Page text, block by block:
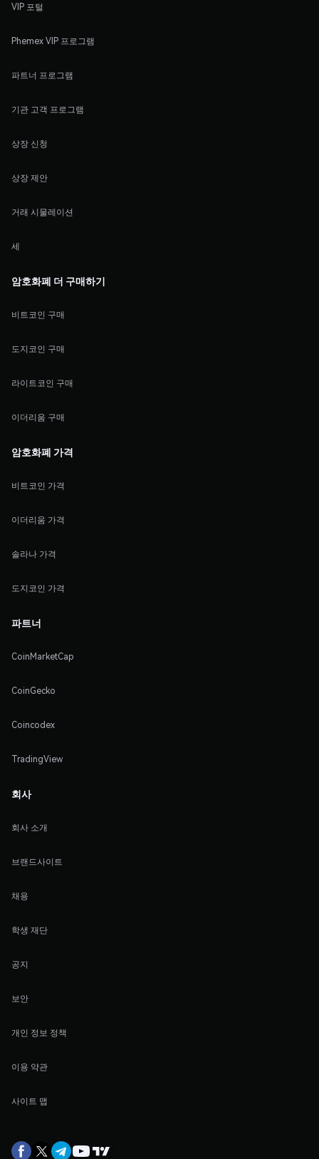
VIP 포털
Phemex VIP 프로그램
파트너 프로그램
기관 고객 프로그램
상장 신청
상장 제안
거래 시물레이션
세
암호화폐 더 구매하기
비트코인 구매
도지코인 구매
라이트코인 구매
이더리움 구매
암호화폐 가격
비트코인 가격
이더리움 가격
솔라나 가격
도지코인 가격
파트너
CoinMarketCap
CoinGecko
Coincodex
TradingView
회사
회사 소개
브랜드사이트
채용
학생 재단
공지
보안
개인 정보 정책
이용 약관
사이트 맵